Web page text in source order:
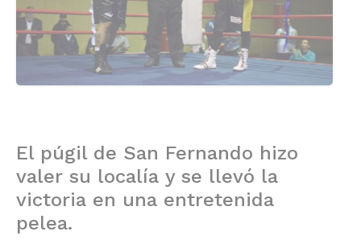
El púgil de San Fernando hizo
valer su localía y se llevó la
victoria en una entretenida
pelea.